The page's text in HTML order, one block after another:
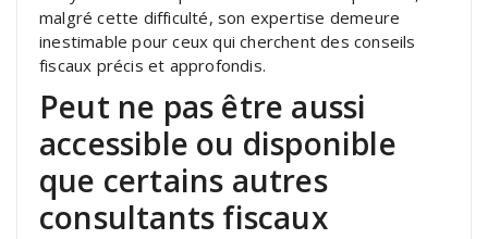
malgré cette difficulté, son expertise demeure
inestimable pour ceux qui cherchent des conseils
fiscaux précis et approfondis.
Peut ne pas être aussi
accessible ou disponible
que certains autres
consultants fiscaux